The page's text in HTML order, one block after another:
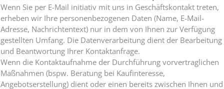
Wenn Sie per E-Mail initiativ mit uns in Geschäftskontakt treten,
erheben wir Ihre personenbezogenen Daten (Name, E-Mail-
Adresse, Nachrichtentext) nur in dem von Ihnen zur Verfügung
gestellten Umfang. Die Datenverarbeitung dient der Bearbeitung
und Beantwortung Ihrer Kontaktanfrage.
Wenn die Kontaktaufnahme der Durchführung vorvertraglichen
Maßnahmen (bspw. Beratung bei Kaufinteresse,
Angebotserstellung) dient oder einen bereits zwischen Ihnen und